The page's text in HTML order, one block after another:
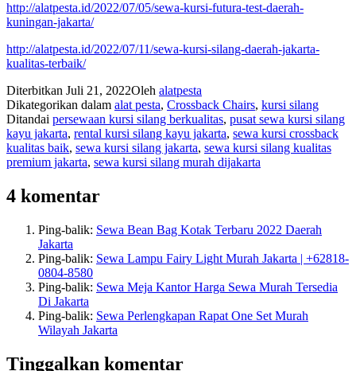
http://alatpesta.id/2022/07/05/sewa-kursi-futura-test-daerah-
kuningan-jakarta/
http://alatpesta.id/2022/07/11/sewa-kursi-silang-daerah-jakarta-
kualitas-terbaik/
Diterbitkan Juli 21, 2022Oleh alatpesta
Dikategorikan dalam alat pesta, Crossback Chairs, kursi silang
Ditandai persewaan kursi silang berkualitas, pusat sewa kursi silang
kayu jakarta, rental kursi silang kayu jakarta, sewa kursi crossback
kualitas baik, sewa kursi silang jakarta, sewa kursi silang kualitas
premium jakarta, sewa kursi silang murah dijakarta
4 komentar
Ping-balik: Sewa Bean Bag Kotak Terbaru 2022 Daerah
Jakarta
Ping-balik: Sewa Lampu Fairy Light Murah Jakarta | +62818-
0804-8580
Ping-balik: Sewa Meja Kantor Harga Sewa Murah Tersedia
Di Jakarta
Ping-balik: Sewa Perlengkapan Rapat One Set Murah
Wilayah Jakarta
Tinggalkan komentar